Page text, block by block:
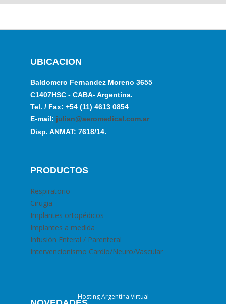
UBICACION
Baldomero Fernandez Moreno 3655
C1407HSC - CABA- Argentina.
Tel. / Fax: +54 (11) 4613 0854
E-mail: julian@aeromedical.com.ar
Disp. ANMAT: 7618/14.
PRODUCTOS
Respiratorio
Cirugia
Implantes ortopédicos
Implantes a medida
Infusión Enteral / Parenteral
Intervencionismo Cardio/Neuro/Vascular
Hosting Argentina Virtual